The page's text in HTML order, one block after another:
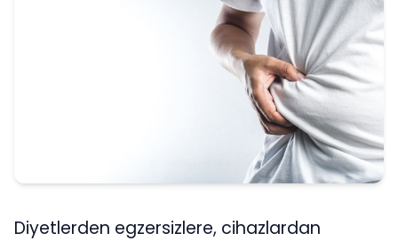
Diyetlerden egzersizlere, cihazlardan